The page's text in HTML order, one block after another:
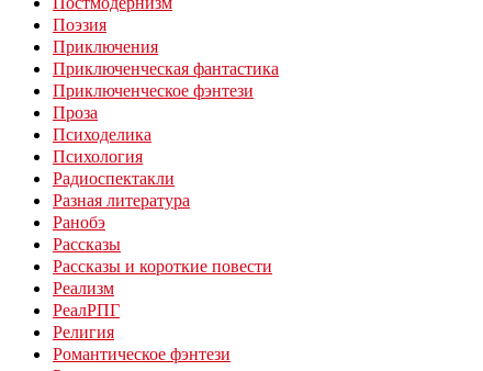
Поэзия
Приключения
Приключенческая фантастика
Приключенческое фэнтези
Проза
Психоделика
Психология
Радиоспектакли
Разная литература
Ранобэ
Рассказы
Рассказы и короткие повести
Реализм
РеалРПГ
Религия
Романтическое фэнтези